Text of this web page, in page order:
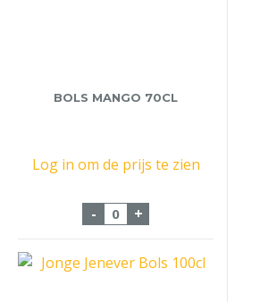
BOLS MANGO 70CL
Log in om de prijs te zien
- Bols Mango 70cl aantal
+